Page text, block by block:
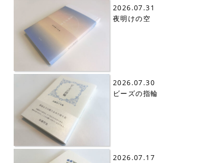
2026.07.31
夜明けの空
2026.07.30
ビーズの指輪
2026.07.17